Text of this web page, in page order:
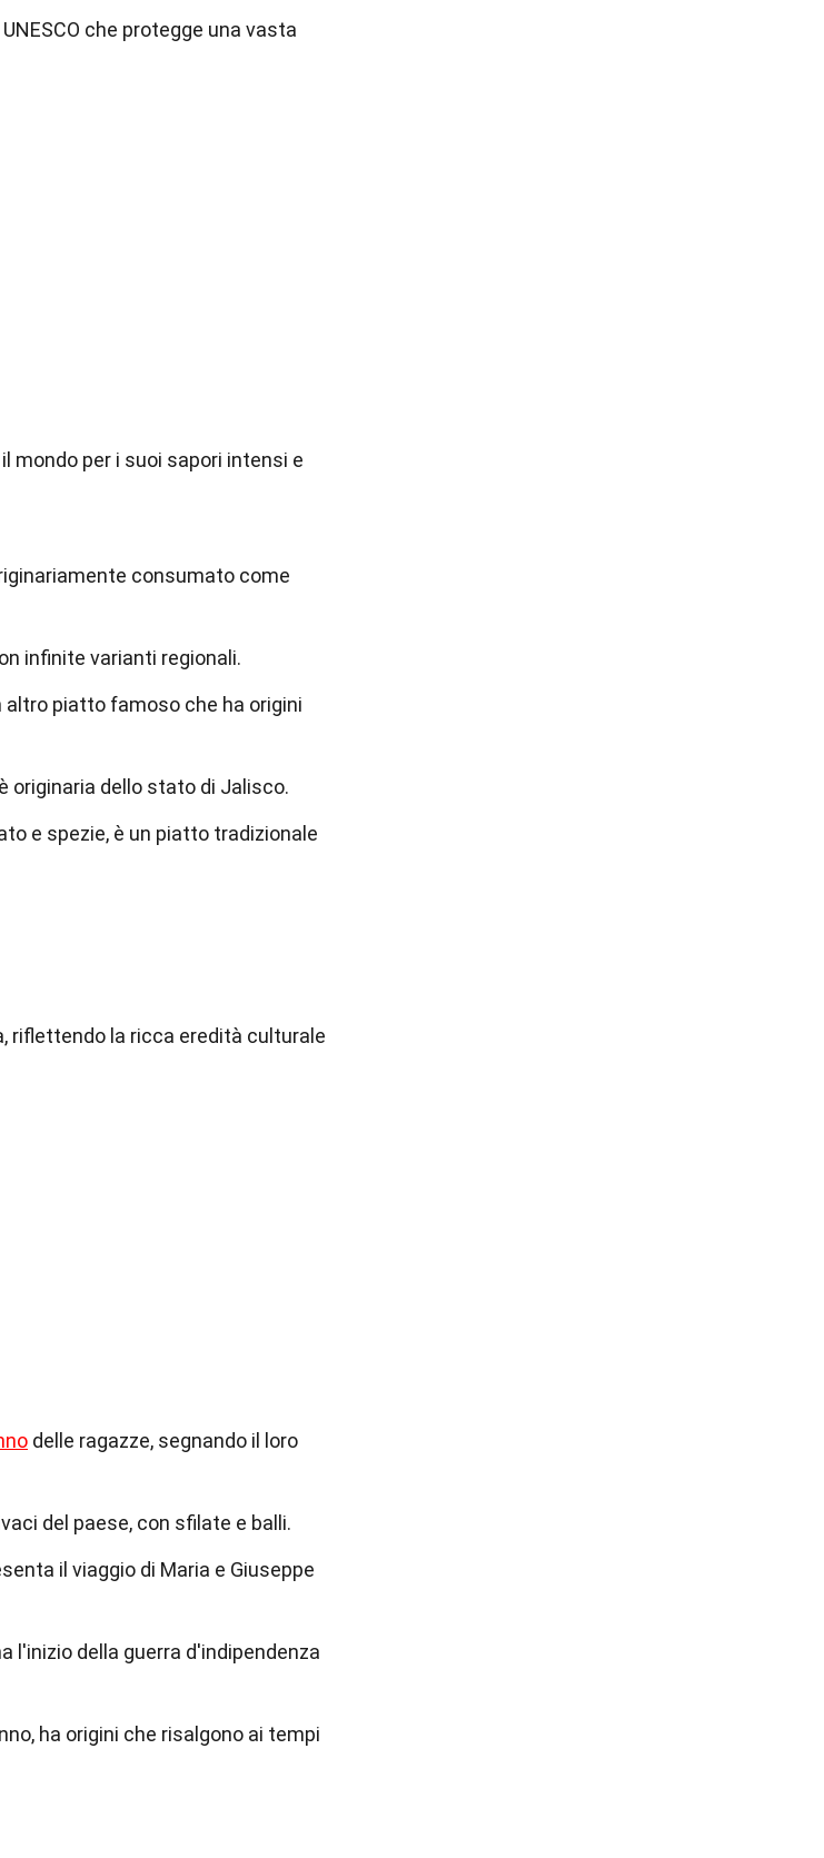
che protegge una vasta
mondo per i suoi sapori intensi e
consumato come
infinite varianti regionali.
altro piatto famoso che ha origini
originaria dello stato di Jalisco.
e spezie, è un piatto tradizionale
riflettendo la ricca eredità culturale
delle ragazze, segnando il loro
del paese, con sfilate e balli.
il viaggio di Maria e Giuseppe
l'inizio della guerra d'indipendenza
ha origini che risalgono ai tempi